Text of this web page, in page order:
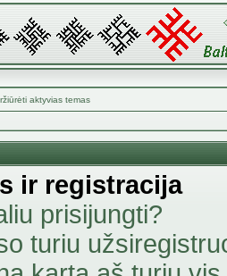
aktyvias temas
ir registracija
prisijungti?
turiu